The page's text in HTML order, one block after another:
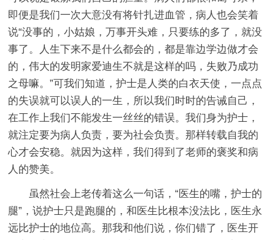
即便是我们一次大意没有将针扎进血管，病人也会笑着
说“没事的，小姑娘，万事开头难，只要练的多了，就没
事了。人生下来不是什么都会的，都是靠边学边做才会
的，伟大的发明家爱迪生不就是这样的吗，失败乃成功
之母嘛。”可我们知道，护士是人类的白衣天使，一点点
的失误就可以误人的一生，所以我们时时的告诫自己，
在工作上我们不能发生一丝丝的错误。我们身为护士，
就注定要为病人负责，要为社会负责。那样转载自我的
心才会安稳。就因为这样，我们得到了老师的褒奖和病
人的赞美。
虽然社会上老传着这么一句话，“医生的嘴，护士的
腿”，说护士只是跑腿的，和医生比根本没法比，医生永
远比护士的地位高。那我和他们说，你们错了，医生开